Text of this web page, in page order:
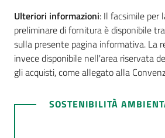
Ulteriori informazioni: Il facsimile per
preliminare di fornitura è disponibile
sulla presente pagina informativa. La
invece disponibile nell'area riservata
gli acquisti, come allegato alla
SOSTENIBILITÀ